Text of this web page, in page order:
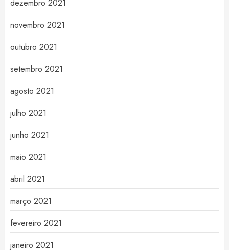
dezembro 2021
novembro 2021
outubro 2021
setembro 2021
agosto 2021
julho 2021
junho 2021
maio 2021
abril 2021
março 2021
fevereiro 2021
janeiro 2021